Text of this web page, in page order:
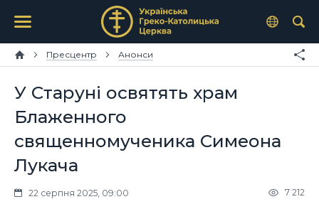
Пресцентр Анонси
У Старуні освятять храм
Блаженного
священномученика Симеона
Лукача
22 серпня 2025, 09:00 7 212